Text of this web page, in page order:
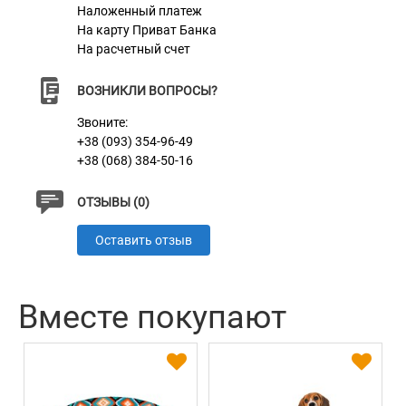
Наложенный платеж
На карту Приват Банка
На расчетный счет
ВОЗНИКЛИ ВОПРОСЫ?
Звоните:
+38 (093) 354-96-49
+38 (068) 384-50-16
ОТЗЫВЫ (0)
Оставить отзыв
Вместе покупают